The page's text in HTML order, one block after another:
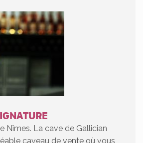
Nîmes. La cave de Gallician
caveau de vente où vous